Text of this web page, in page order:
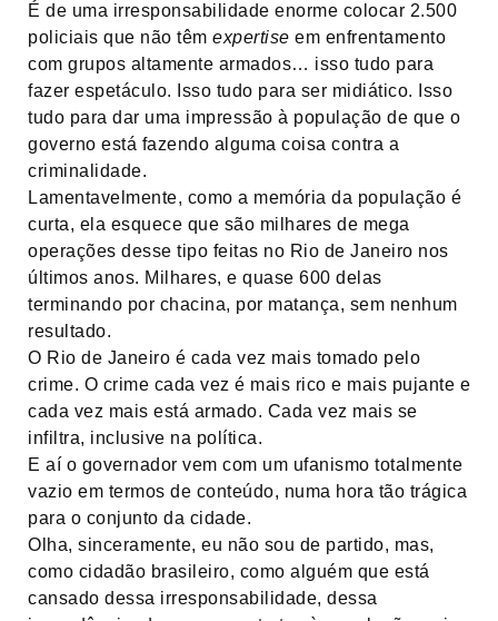
É de uma irresponsabilidade enorme colocar 2.500
policiais que não têm expertise em enfrentamento
com grupos altamente armados… isso tudo para
fazer espetáculo. Isso tudo para ser midiático. Isso
tudo para dar uma impressão à população de que o
governo está fazendo alguma coisa contra a
criminalidade.
Lamentavelmente, como a memória da população é
curta, ela esquece que são milhares de mega
operações desse tipo feitas no Rio de Janeiro nos
últimos anos. Milhares, e quase 600 delas
terminando por chacina, por matança, sem nenhum
resultado.
O Rio de Janeiro é cada vez mais tomado pelo
crime. O crime cada vez é mais rico e mais pujante e
cada vez mais está armado. Cada vez mais se
infiltra, inclusive na política.
E aí o governador vem com um ufanismo totalmente
vazio em termos de conteúdo, numa hora tão trágica
para o conjunto da cidade.
Olha, sinceramente, eu não sou de partido, mas,
como cidadão brasileiro, como alguém que está
cansado dessa irresponsabilidade, dessa